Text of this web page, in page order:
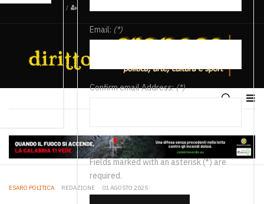
/
Email: (*)
Confirm email Address:(*)
Fields marked with an asterisk (*) are
required.
ESARO POLITICA REDAZIONE 01 AGOSTO 2025